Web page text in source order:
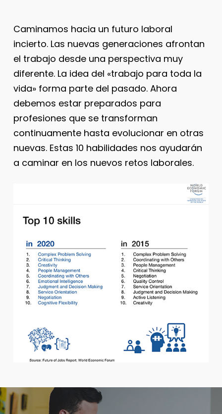
Caminamos hacia un futuro laboral
incierto. Las nuevas generaciones afrontan
el trabajo desde una perspectiva muy
diferente. La idea del «trabajo para toda la
vida» forma parte del pasado. Ahora
debemos estar preparados para
profesiones que se transforman
continuamente hasta evolucionar en otras
nuevas. Estas 10 habilidades nos ayudarán
a caminar en los nuevos retos laborales.